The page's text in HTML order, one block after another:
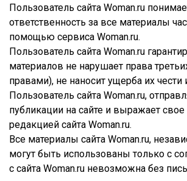
Пользователь сайта Woman.ru
ответственность за все материалы
помощью сервиса Woman.ru.
Пользователь сайта Woman.ru
материалов не нарушает права
правами), не наносит ущерба их чести
Пользователь сайта Woman.ru,
публикации на сайте и выражает
редакцией сайта Woman.ru.
Все материалы сайта Woman.ru,
могут быть использованы только с
с сайта Woman.ru невозможна без